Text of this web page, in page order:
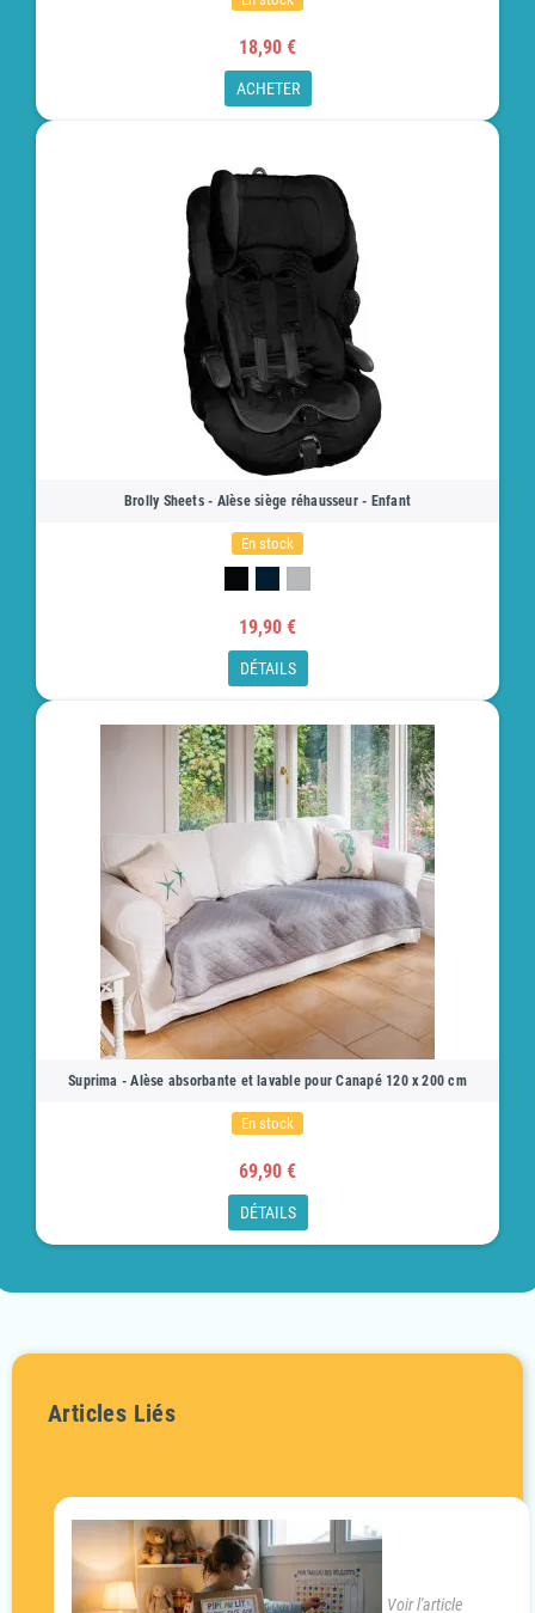
18,90 €
ACHETER
Brolly Sheets - Alèse siège réhausseur - Enfant
En stock
19,90 €
DÉTAILS
Suprima - Alèse absorbante et lavable pour Canapé 120 x 200 cm
En stock
69,90 €
DÉTAILS
Articles Liés
Voir l'article